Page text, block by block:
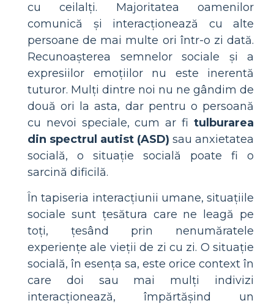
cu ceilalți. Majoritatea oamenilor
comunică și interacționează cu alte
persoane de mai multe ori într-o zi dată.
Recunoașterea semnelor sociale și a
expresiilor emoțiilor nu este inerentă
tuturor. Mulți dintre noi nu ne gândim de
două ori la asta, dar pentru o persoană
cu nevoi speciale, cum ar fi tulburarea
din spectrul autist (ASD) sau anxietatea
socială, o situație socială poate fi o
sarcină dificilă.
În tapiseria interacțiunii umane, situațiile
sociale sunt țesătura care ne leagă pe
toți, țesând prin nenumăratele
experiențe ale vieții de zi cu zi. O situație
socială, în esența sa, este orice context în
care doi sau mai mulți indivizi
interacționează, împărtășind un